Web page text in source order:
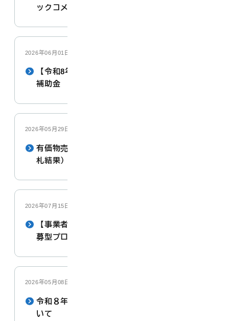
ックコメントの実施結果について
2026年06月01日
【令和8年度】大山町家庭用発電設備等導入推進
補助金
2026年05月29日
有価物売払いに係る一般競争入札について（開
札結果）
2026年07月15日
【事業者決定】大山町魅力発信業務に関する公
募型プロポーザルの実施
2026年05月08日
令和８年度大山町職員採用資格試験の実施につ
いて